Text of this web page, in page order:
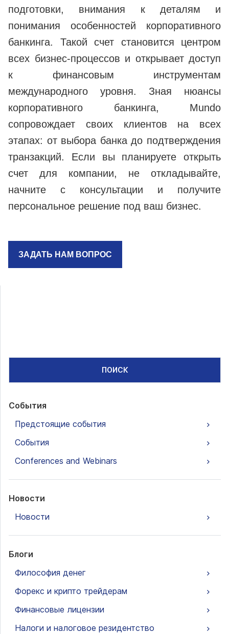
подготовки, внимания к деталям и
понимания особенностей корпоративного
банкинга. Такой счет становится центром
всех бизнес-процессов и открывает доступ
к финансовым инструментам
международного уровня. Зная нюансы
корпоративного банкинга, Mundo
сопровождает своих клиентов на всех
этапах: от выбора банка до подтверждения
транзакций. Если вы планируете открыть
счет для компании, не откладывайте,
начните с консультации и получите
персональное решение под ваш бизнес.
ЗАДАТЬ НАМ ВОПРОС
ПОИСК
События
Предстоящие события
События
Conferences and Webinars
Новости
Новости
Блоги
Философия денег
Форекс и крипто трейдерам
Финансовые лицензии
Налоги и налоговое резидентство